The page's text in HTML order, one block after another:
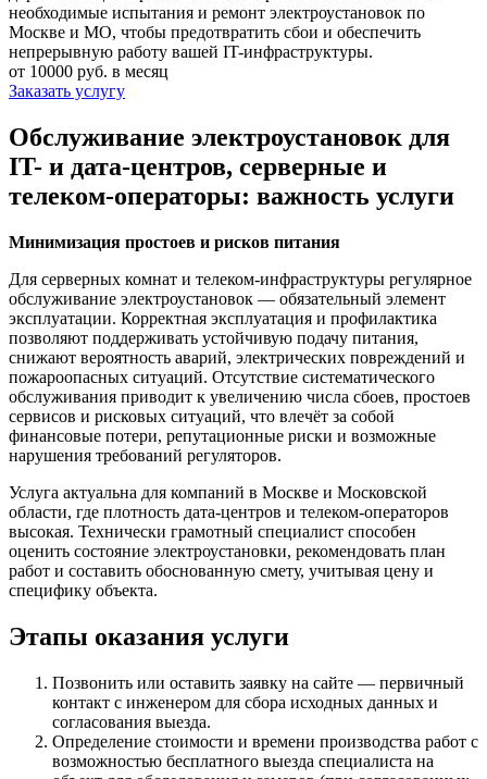
необходимые испытания и ремонт электроустановок по
Москве и МО, чтобы предотвратить сбои и обеспечить
непрерывную работу вашей IT-инфраструктуры.
от 10000 руб. в месяц
Заказать услугу
Обслуживание электроустановок для
IT- и дата-центров, серверные и
телеком-операторы: важность услуги
Минимизация простоев и рисков питания
Для серверных комнат и телеком-инфраструктуры регулярное
обслуживание электроустановок — обязательный элемент
эксплуатации. Корректная эксплуатация и профилактика
позволяют поддерживать устойчивую подачу питания,
снижают вероятность аварий, электрических повреждений и
пожароопасных ситуаций. Отсутствие систематического
обслуживания приводит к увеличению числа сбоев, простоев
сервисов и рисковых ситуаций, что влечёт за собой
финансовые потери, репутационные риски и возможные
нарушения требований регуляторов.
Услуга актуальна для компаний в Москве и Московской
области, где плотность дата‑центров и телеком‑операторов
высокая. Технически грамотный специалист способен
оценить состояние электроустановки, рекомендовать план
работ и составить обоснованную смету, учитывая цену и
специфику объекта.
Этапы оказания услуги
Позвонить или оставить заявку на сайте — первичный
контакт с инженером для сбора исходных данных и
согласования выезда.
Определение стоимости и времени производства работ с
возможностью бесплатного выезда специалиста на